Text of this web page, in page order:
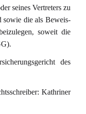
seines Vertreters zu
sowie die als Beweis-
soweit die
des
Kathriner